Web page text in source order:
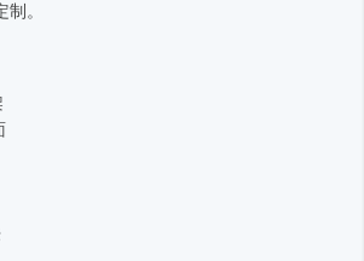
。